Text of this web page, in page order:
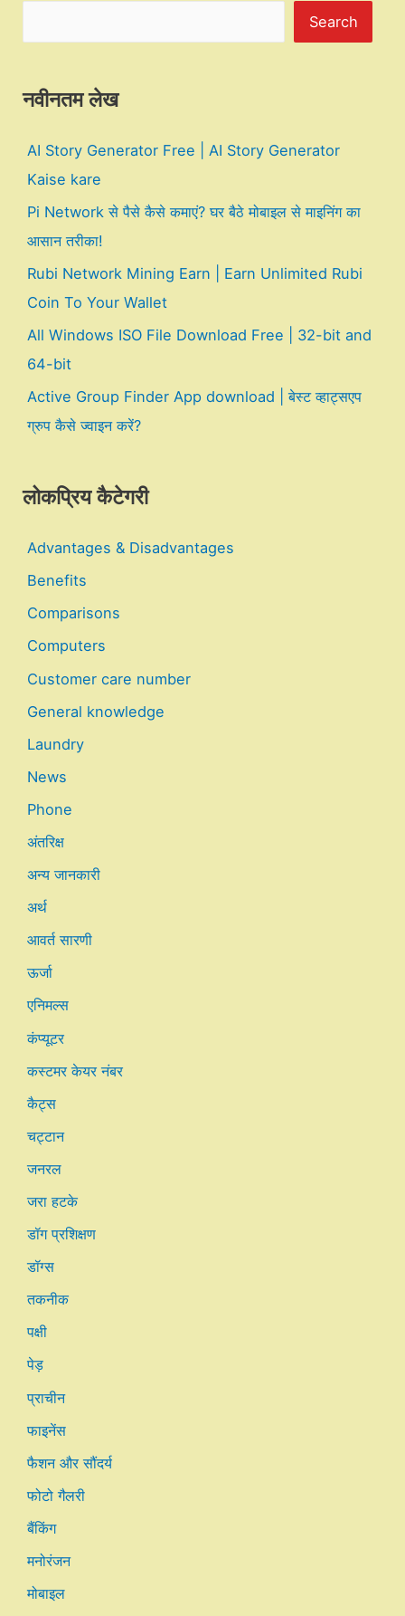
Search
नवीनतम लेख
AI Story Generator Free | AI Story Generator
Kaise kare
Pi Network से पैसे कैसे कमाएं? घर बैठे मोबाइल से माइनिंग का
आसान तरीका!
Rubi Network Mining Earn | Earn Unlimited Rubi
Coin To Your Wallet
All Windows ISO File Download Free | 32-bit and
64-bit
Active Group Finder App download | बेस्ट व्हाट्सएप
ग्रुप कैसे ज्वाइन करें?
लोकप्रिय कैटेगरी
Advantages & Disadvantages
Benefits
Comparisons
Computers
Customer care number
General knowledge
Laundry
News
Phone
अंतरिक्ष
अन्य जानकारी
अर्थ
आवर्त सारणी
ऊर्जा
एनिमल्स
कंप्यूटर
कस्टमर केयर नंबर
कैट्स
चट्टान
जनरल
जरा हटके
डॉग प्रशिक्षण
डॉग्स
तकनीक
पक्षी
पेड़
प्राचीन
फाइनेंस
फैशन और सौंदर्य
फोटो गैलरी
बैंकिंग
मनोरंजन
मोबाइल